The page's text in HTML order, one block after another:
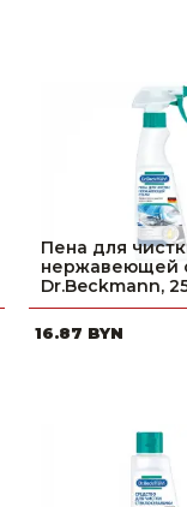
Пена для
нержавеющей
Dr.Beckmann,
16.87 BYN